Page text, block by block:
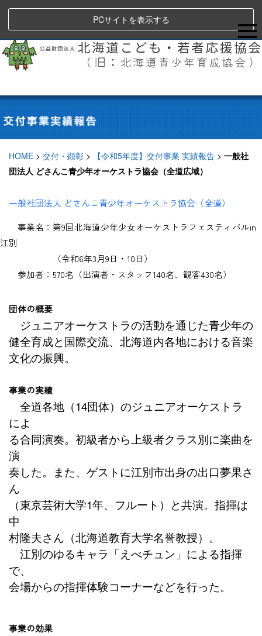
PCサイトを表示する
HOME > 交付・顕彰 > 【令和5年度】交付事業 実績報告 > 一般社
団法人 どさんこ青少年オーケストラ協会（全道広域）
一般社団法人 どさんこ青少年オーケストラ協会（全道）
事業名：第9回北海道少年少女オーケストラフェスティバルin
江別
（令和6年3月9日・ 10日）
参加者：570名（出演者・スタッフ140名、観客430名）
団体の概要
ジュニアオーケストラの活動を通じた青少年の
健全育成と国際交流、北海道内各地における音楽
文化の振興。
事業の実績
全道各地（14団体）のジュニアオーケストラ
によ
る合同演奏。初級者から上級者クラス別に楽曲を
演
奏した。また、ゲストに江別市出身の出口夢果さ
ん
（東京芸術大学1年、フルート）と共演。指揮は
中
村隆夫さん（北海道教育大学名誉教授）。
江別のゆるキャラ「えべチュン」による指揮
で、
会場からの指揮体験コーナーなどを行った。
事業の効果